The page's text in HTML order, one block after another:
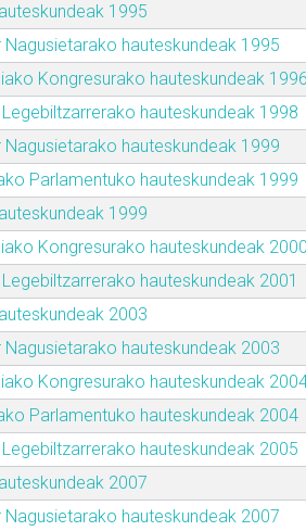
1995
Nagusietarako hauteskundeak 1995
Kongresurako hauteskundeak 1996
Legebiltzarrerako hauteskundeak 1998
Nagusietarako hauteskundeak 1999
Parlamentuko hauteskundeak 1999
1999
Kongresurako hauteskundeak 2000
Legebiltzarrerako hauteskundeak 2001
2003
Nagusietarako hauteskundeak 2003
Kongresurako hauteskundeak
Parlamentuko hauteskundeak 2004
Legebiltzarrerako hauteskundeak 2005
2007
Nagusietarako hauteskundeak 2007